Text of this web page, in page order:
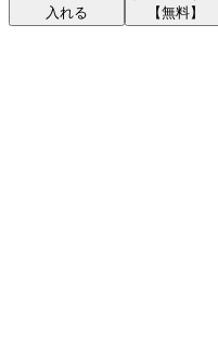
入れる
【無料】